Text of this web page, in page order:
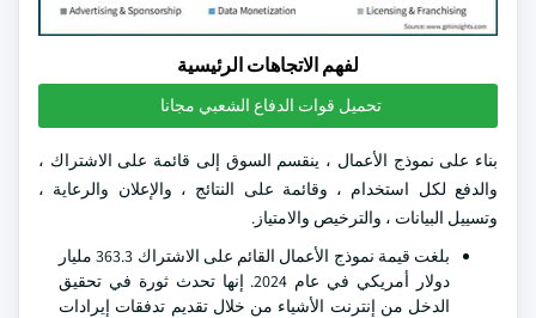
لفهم الاتجاهات الرئيسية
تحميل قوات الدفاع الشعبي مجانا
بناء على نموذج الأعمال ، ينقسم السوق إلى قائمة على الاشتراك ،
والدفع لكل استخدام ، وقائمة على النتائج ، والإعلان والرعاية ،
وتسييل البيانات ، والترخيص والامتياز.
بلغت قيمة نموذج الأعمال القائم على الاشتراك 363.3 مليار
دولار أمريكي في عام 2024. إنها تحدث ثورة في تحقيق
الدخل من إنترنت الأشياء من خلال تقديم تدفقات إيرادات